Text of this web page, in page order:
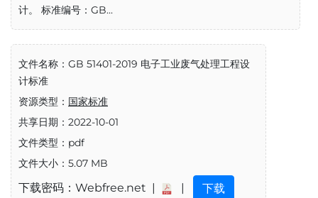
计。 标准编号：GB...
文件名称：GB 51401-2019 电子工业废气处理工程设
计标准
资源类型： 国家标准
共享日期：2022-10-01
文件类型：pdf
文件大小：5.07 MB
下载密码：Webfree.net | | 下载